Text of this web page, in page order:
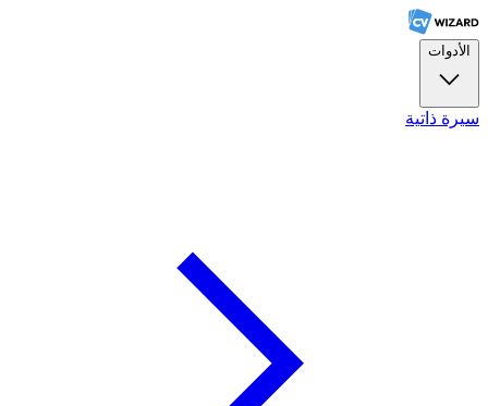
الأدوات
سيرة ذاتية